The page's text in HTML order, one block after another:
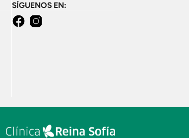
SÍGUENOS EN:
facebookinstagram